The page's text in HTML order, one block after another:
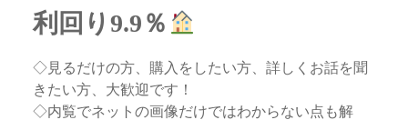
利回り9.9％
◇見るだけの方、購入をしたい方、詳しくお話を聞
きたい方、大歓迎です！
◇内覧でネットの画像だけではわからない点も解